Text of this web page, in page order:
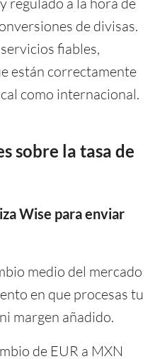
de divisas.
fiables,
están correctamente
como internacional.
sobre la tasa de
Wise para enviar
medio del mercado
en que procesas tu
margen añadido.
de EUR a MXN